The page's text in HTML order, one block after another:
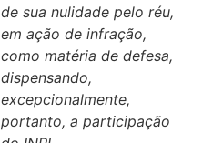
de sua nulidade pelo réu,
em ação de infração,
como matéria de defesa,
dispensando,
excepcionalmente,
portanto, a participação